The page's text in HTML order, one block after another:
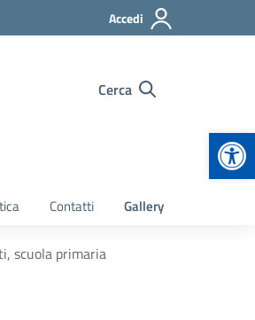
Accedi
Cerca
Contatti Gallery
scuola primaria